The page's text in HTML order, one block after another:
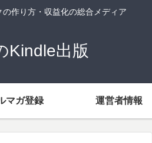
作り方・収益化の総合メディア
Kindle出版
マガ登録 運営者情報